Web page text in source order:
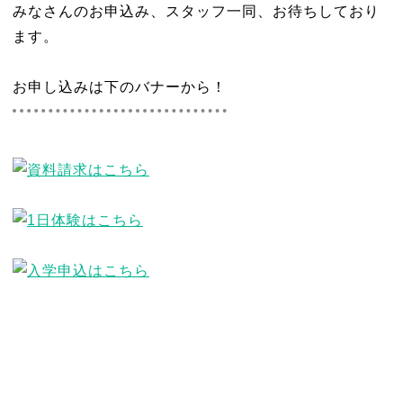
みなさんのお申込み、スタッフ一同、お待ちしており
ます。
お申し込みは下のバナーから！